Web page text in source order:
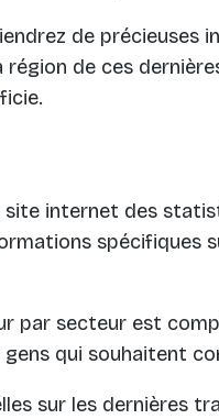
de précieuses
région de ces
site internet des
spécifiques
par secteur est
qui souhaitent
sur les dernières